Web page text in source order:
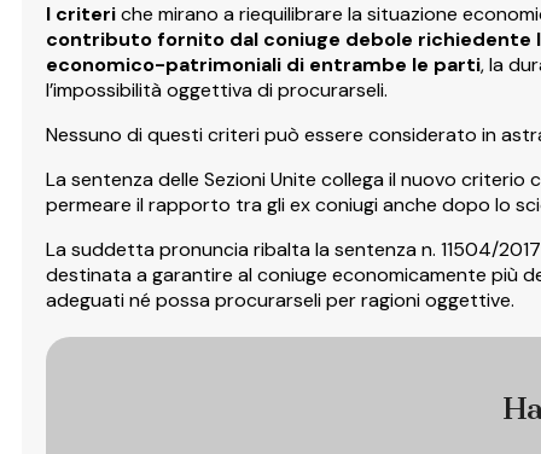
I criteriche mirano a riequilibrare la situazione
contributo fornito dal coniuge debole richiedente
economico-patrimoniali di entrambe le parti, la
l’impossibilità oggettiva di procurarseli.
Nessuno di questi criteri può essere considerato in
La sentenza delle Sezioni Unite collega il nuovo
permeare il rapporto tra gli ex coniugi anche dopo lo
La suddetta pronuncia ribalta la sentenza n. 11504/
destinata a garantire al coniuge economicamente più
adeguati né possa procurarseli per ragioni oggettive.